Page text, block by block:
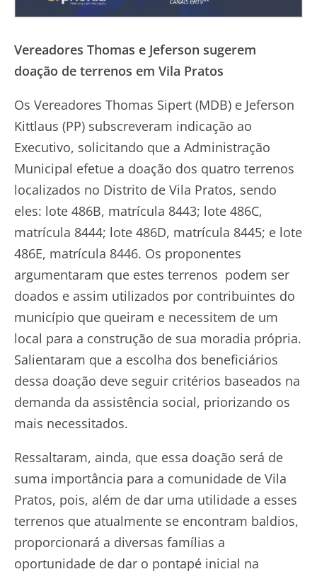
Vereadores Thomas e Jeferson sugerem
doação de terrenos em Vila Pratos
Os Vereadores Thomas Sipert (MDB) e Jeferson
Kittlaus (PP) subscreveram indicação ao
Executivo, solicitando que a Administração
Municipal efetue a doação dos quatro terrenos
localizados no Distrito de Vila Pratos, sendo
eles: lote 486B, matrícula 8443; lote 486C,
matrícula 8444; lote 486D, matrícula 8445; e lote
486E, matrícula 8446. Os proponentes
argumentaram que estes terrenos podem ser
doados e assim utilizados por contribuintes do
município que queiram e necessitem de um
local para a construção de sua moradia própria.
Salientaram que a escolha dos beneficiários
dessa doação deve seguir critérios baseados na
demanda da assistência social, priorizando os
mais necessitados.
Ressaltaram, ainda, que essa doação será de
suma importância para a comunidade de Vila
Pratos, pois, além de dar uma utilidade a esses
terrenos que atualmente se encontram baldios,
proporcionará a diversas famílias a
oportunidade de dar o pontapé inicial na